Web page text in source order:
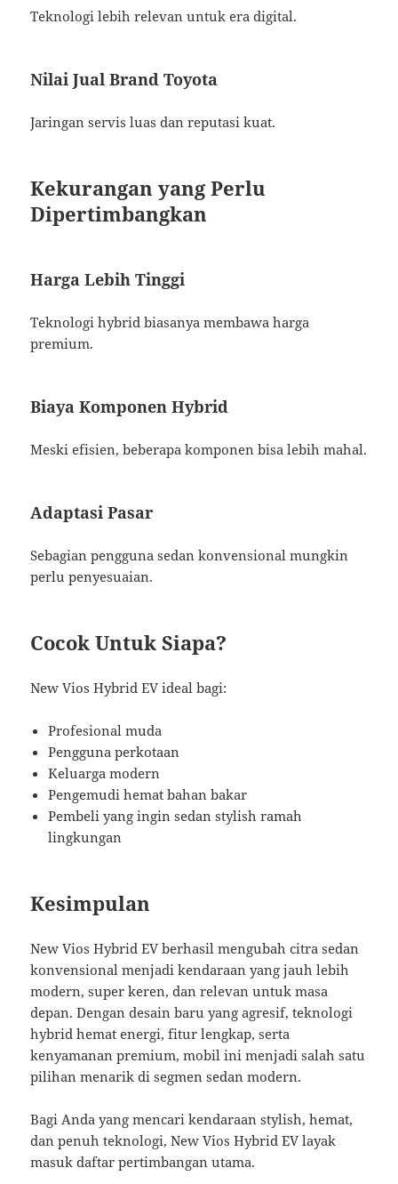
Teknologi lebih relevan untuk era digital.
Nilai Jual Brand Toyota
Jaringan servis luas dan reputasi kuat.
Kekurangan yang Perlu
Dipertimbangkan
Harga Lebih Tinggi
Teknologi hybrid biasanya membawa harga
premium.
Biaya Komponen Hybrid
Meski efisien, beberapa komponen bisa lebih mahal.
Adaptasi Pasar
Sebagian pengguna sedan konvensional mungkin
perlu penyesuaian.
Cocok Untuk Siapa?
New Vios Hybrid EV ideal bagi:
Profesional muda
Pengguna perkotaan
Keluarga modern
Pengemudi hemat bahan bakar
Pembeli yang ingin sedan stylish ramah
lingkungan
Kesimpulan
New Vios Hybrid EV berhasil mengubah citra sedan
konvensional menjadi kendaraan yang jauh lebih
modern, super keren, dan relevan untuk masa
depan. Dengan desain baru yang agresif, teknologi
hybrid hemat energi, fitur lengkap, serta
kenyamanan premium, mobil ini menjadi salah satu
pilihan menarik di segmen sedan modern.
Bagi Anda yang mencari kendaraan stylish, hemat,
dan penuh teknologi, New Vios Hybrid EV layak
masuk daftar pertimbangan utama.